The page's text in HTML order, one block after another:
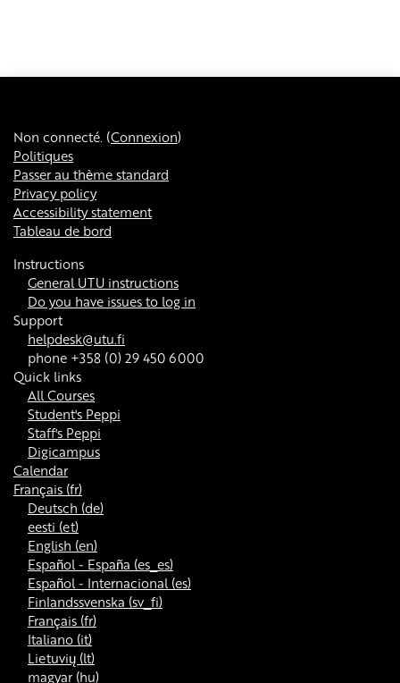
Non connecté. (Connexion)
Politiques
Passer au thème standard
Privacy policy
Accessibility statement
Tableau de bord
Instructions
General UTU instructions
Do you have issues to log in
Support
helpdesk@utu.fi
phone +358 (0) 29 450 6000
Quick links
All Courses
Student's Peppi
Staff's Peppi
Digicampus
Calendar
Français ‎(fr)‎
Deutsch ‎(de)‎
eesti ‎(et)‎
English ‎(en)‎
Español - España ‎(es_es)‎
Español - Internacional ‎(es)‎
Finlandssvenska ‎(sv_fi)‎
Français ‎(fr)‎
Italiano ‎(it)‎
Lietuvių ‎(lt)‎
magyar ‎(hu)‎